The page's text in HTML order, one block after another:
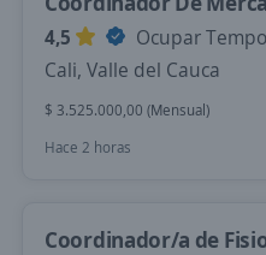
4,5
Ocupar
Cali, Valle del Cauca
$ 3.525.000,00 (Mensual)
Hace 2 horas
Coordinador/a de